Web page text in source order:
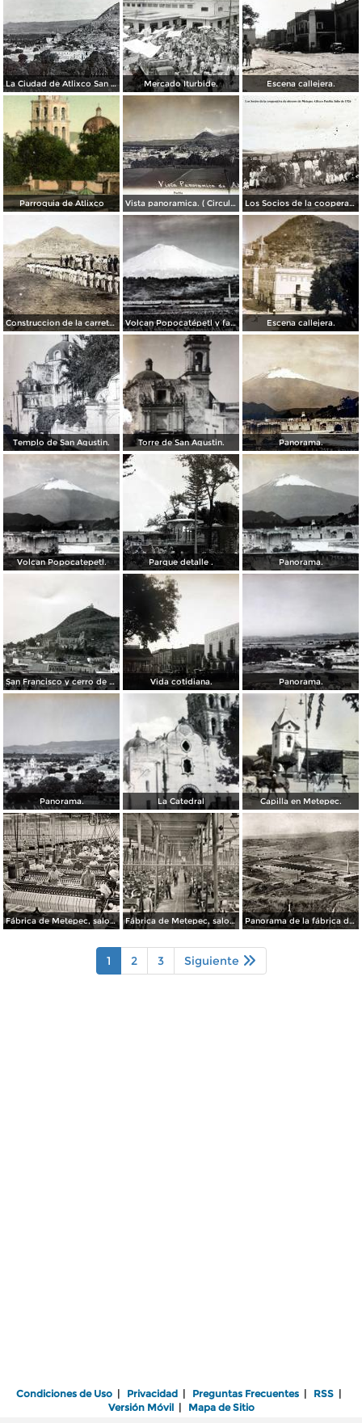
La Ciudad de Atlixco San Miguel. Mercado Iturbide. Escena callejera.
Parroquia de Atlixco Vista panoramica. ( Circulada el 24 de Mayo de 1908 ). Los Socios de la cooperativa de obreros de Metepec Atlixco Puebla Julio de 1926
Construccion de la carretera Atlixco San Martin,. Volcan Popocatépetl y fabrica de Metepec. Escena callejera.
Templo de San Agustin. Torre de San Agustin. Panorama.
Volcan Popocatepetl. Parque detalle . Panorama.
San Francisco y cerro de San Miguel. Vida cotidiana. Panorama.
Panorama. La Catedral Capilla en Metepec.
Fábrica de Metepec, salon de devanadoras Fábrica de Metepec, salon de telares Panorama de la fábrica de Metepec
1 2 3 Siguiente
Condiciones de Uso | Privacidad | Preguntas Frecuentes | RSS |
Versión Móvil| Mapa de Sitio